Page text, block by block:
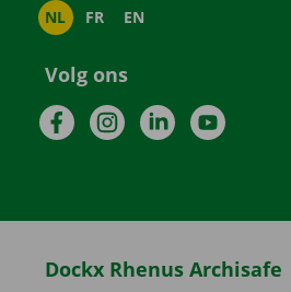
NL FR EN
Volg ons
FacebookInstagramLinkedInYouTube
Dockx Rhenus Archisafe